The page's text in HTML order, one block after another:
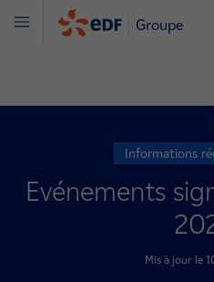
Groupe
Menu
Informations
Evénements
Mis à jour le